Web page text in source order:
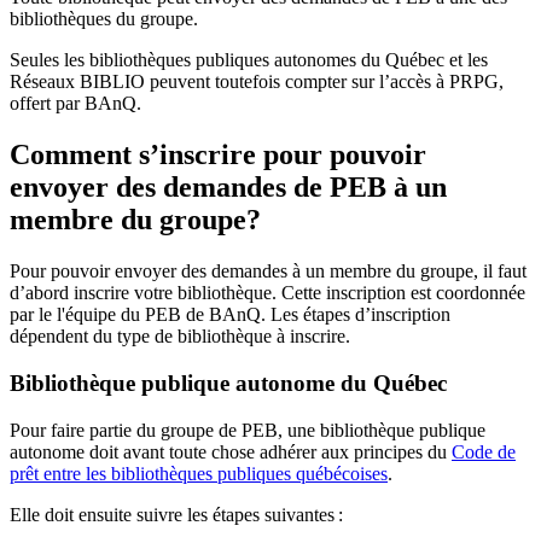
bibliothèques du groupe.
Seules les bibliothèques publiques autonomes du Québec et les
Réseaux BIBLIO peuvent toutefois compter sur l’accès à PRPG,
offert par BAnQ.
Comment s’inscrire pour pouvoir
envoyer des demandes de PEB à un
membre du groupe?
Pour pouvoir envoyer des demandes à un membre du groupe, il faut
d’abord inscrire votre bibliothèque. Cette inscription est coordonnée
par le l'équipe du PEB de BAnQ. Les étapes d’inscription
dépendent du type de bibliothèque à inscrire.
Bibliothèque publique autonome du Québec
Pour faire partie du groupe de PEB, une bibliothèque publique
autonome doit avant toute chose adhérer aux principes du Code de
prêt entre les bibliothèques publiques québécoises.
Elle doit ensuite suivre les étapes suivantes :